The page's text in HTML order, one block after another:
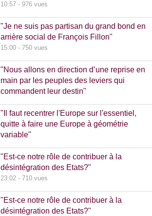
10:57 - 976 vues
"Je ne suis pas partisan du grand bond en
arrière social de François Fillon"
15:00 - 750 vues
"Nous allons en direction d’une reprise en
main par les peuples des leviers qui
commandent leur destin"
"Il faut recentrer l'Europe sur l'essentiel,
quitte à faire une Europe à géométrie
variable"
"Est-ce notre rôle de contribuer à la
désintégration des Etats?"
23:02 - 710 vues
"Est-ce notre rôle de contribuer à la
désintégration des Etats?"